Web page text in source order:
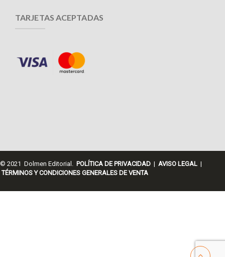
TARJETAS ACEPTADAS
© 2021 Dolmen Editorial. POLÍTICA DE PRIVACIDAD | AVISO LEGAL |
TÉRMINOS Y CONDICIONES GENERALES DE VENTA